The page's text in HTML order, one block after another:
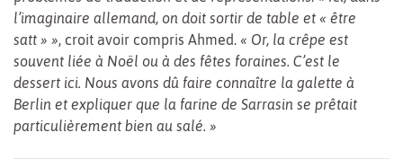
l’imaginaire allemand, on doit sortir de table et « être
satt » » , croit avoir compris Ahmed. « Or, la crêpe est
souvent liée à Noël ou à des fêtes foraines. C’est le
dessert ici. Nous avons dû faire connaître la galette à
Berlin et expliquer que la farine de Sarrasin se prêtait
particulièrement bien au salé. »